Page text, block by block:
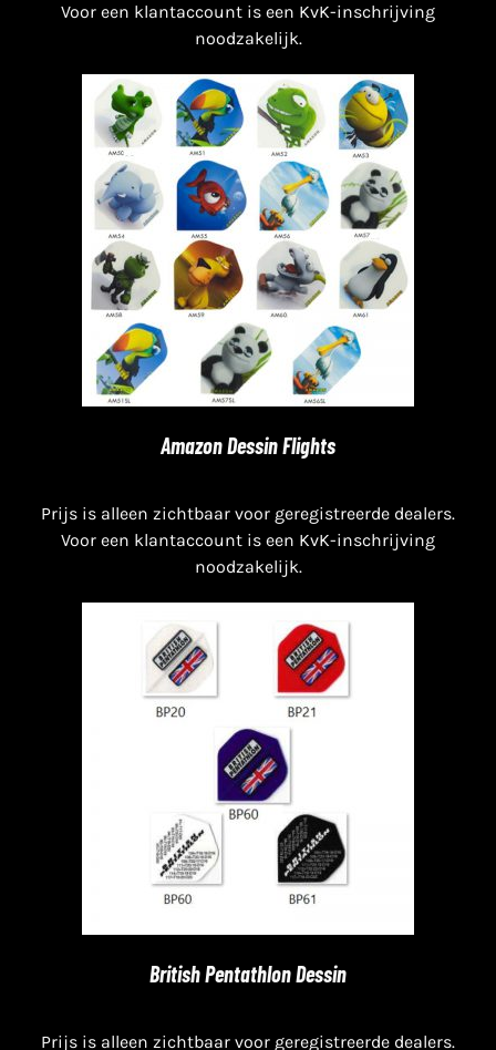
Voor een klantaccount is een KvK-inschrijving
noodzakelijk.
Amazon Dessin Flights
Prijs is alleen zichtbaar voor geregistreerde dealers.
Voor een klantaccount is een KvK-inschrijving
noodzakelijk.
British Pentathlon Dessin
Prijs is alleen zichtbaar voor geregistreerde dealers.